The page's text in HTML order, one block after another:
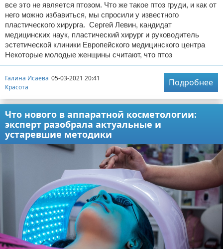
все это не является птозом. Что же такое птоз груди, и как от
него можно избавиться, мы спросили у известного
пластического хирурга. Сергей Левин, кандидат
медицинских наук, пластический хирург и руководитель
эстетической клиники Европейского медицинского центра
Некоторые молодые женщины считают, что птоз
Галина Исаева 05-03-2021 20:41
Красота
Подробнее
Что нового в аппаратной косметологии:
эксперт разобрала актуальные и
устаревшие методики